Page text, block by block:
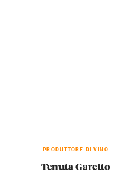
PRODUTTORE DI VINO
Tenuta Garetto